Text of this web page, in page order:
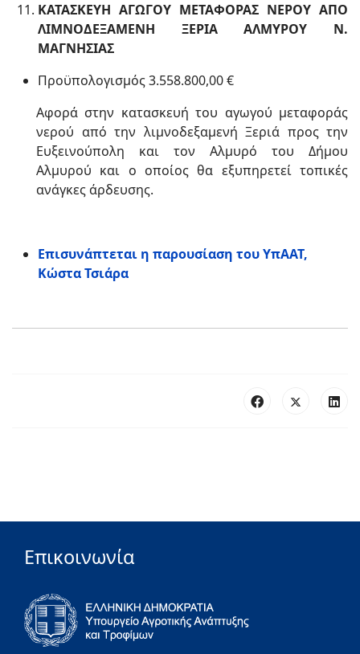
ΚΑΤΑΣΚΕΥΗ ΑΓΩΓΟΥ ΜΕΤΑΦΟΡΑΣ ΝΕΡΟΥ ΑΠΟ
ΛΙΜΝΟΔΕΞΑΜΕΝΗ ΞΕΡΙΑ ΑΛΜΥΡΟΥ Ν.
ΜΑΓΝΗΣΙΑΣ
Προϋπολογισμός 3.558.800,00 €
Αφορά στην κατασκευή του αγωγού μεταφοράς
νερού από την λιμνοδεξαμενή Ξεριά προς την
Ευξεινούπολη και τον Αλμυρό του Δήμου
Αλμυρού και ο οποίος θα εξυπηρετεί τοπικές
ανάγκες άρδευσης.
Επισυνάπτεται η παρουσίαση του YπΑΑΤ,
Κώστα Τσιάρα
Επικοινωνία